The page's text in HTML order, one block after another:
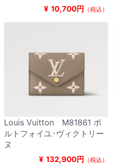
¥ 10,700円 （税込）
Louis Vuitton M81861 ポ
ルトフォイユ･ヴィクトリー
ヌ
¥ 132,900円 （税込）